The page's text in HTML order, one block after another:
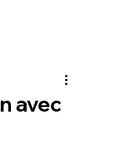
avec